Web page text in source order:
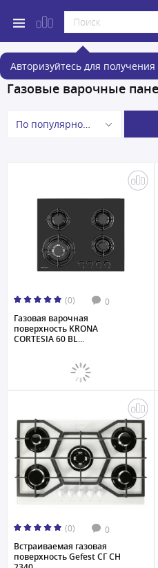
Авторизуйтесь для
Газовые варочные
По популярности
(0) 0
Газовая варочная
поверхность KRONA
CORTESIA 60 BL...
(0) 0
Встраиваемая газовая
поверхность Gefest СГ СН